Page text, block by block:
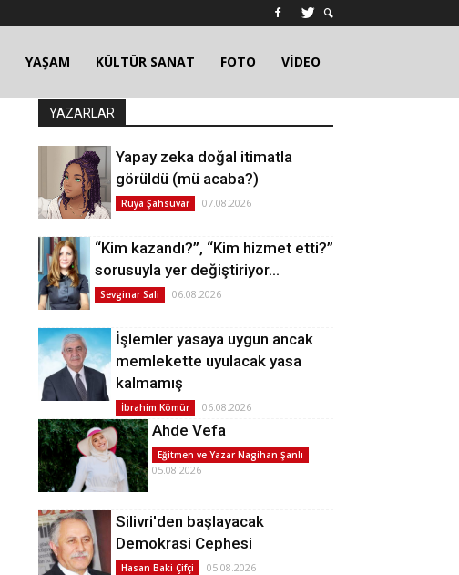
YAŞAM KÜLTÜR SANAT FOTO VİDEO
YAZARLAR
Yapay zeka doğal itimatla
görüldü (mü acaba?)
Rüya Şahsuvar 07.08.2026
“Kim kazandı?”, “Kim hizmet etti?”
sorusuyla yer değiştiriyor…
Sevginar Sali 06.08.2026
İşlemler yasaya uygun ancak
memlekette uyulacak yasa
kalmamış
İbrahim Kömür 06.08.2026
Ahde Vefa
Eğitmen ve Yazar Nagihan Şanlı
05.08.2026
Silivri'den başlayacak
Demokrasi Cephesi
Hasan Baki Çifçi 05.08.2026